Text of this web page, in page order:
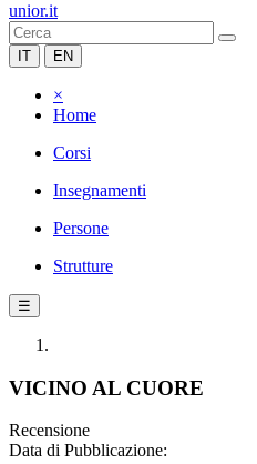
unior.it
IT EN
×
Home
Corsi
Insegnamenti
Persone
Strutture
☰
VICINO AL CUORE
Recensione
Data di Pubblicazione: